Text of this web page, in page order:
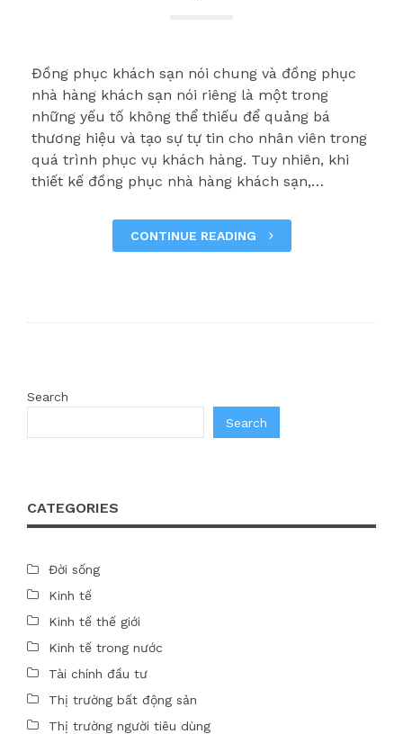
Đồng phục khách sạn nói chung và đồng phục
nhà hàng khách sạn nói riêng là một trong
những yếu tố không thể thiếu để quảng bá
thương hiệu và tạo sự tự tin cho nhân viên trong
quá trình phục vụ khách hàng. Tuy nhiên, khi
thiết kế đồng phục nhà hàng khách sạn,…
CONTINUE READING
Search
Search
CATEGORIES
Đời sống
Kinh tế
Kinh tế thế giới
Kinh tế trong nước
Tài chính đầu tư
Thị trường bất động sản
Thị trường người tiêu dùng